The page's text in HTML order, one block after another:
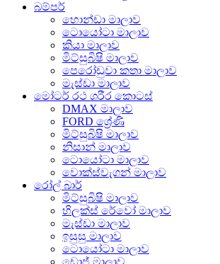
බම්පර්
හොන්ඩා මාලාව
ටොයෝටා මාලාව
කියා මාලාව
මිට්සුබිෂි මාලාව
පෙරෝඩුවා කතා මාලාව
මැස්ඩා මාලාව
මෝටර් රථ ශරීර කොටස්
DMAX මාලාව
FORD ශ්‍රේණි
මිට්සුබිෂි මාලාව
නිසාන් මාලාව
ටොයෝටා මාලාව
වොක්ස්වැගන් මාලාව
රෝල් බාර්
මිට්සුබිෂි මාලාව
හිලක්ස් රේවෝ මාලාව
මැස්ඩා මාලාව
ඉසුසු මාලාව
ටොයෝටා මාලාව
ඩොජ් මාලාව